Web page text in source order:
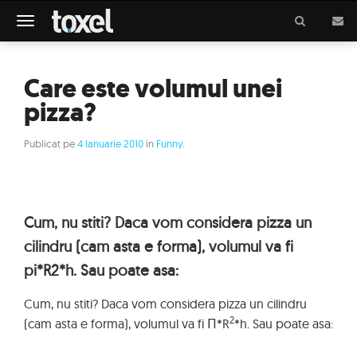
Meniu
Care este volumul unei
pizza?
Publicat pe4 Ianuarie 2010 in Funny.
Cum, nu stiti? Daca vom considera pizza un
cilindru (cam asta e forma), volumul va fi
pi*R2*h. Sau poate asa:
Cum, nu stiti? Daca vom considera pizza un cilindru
(cam asta e forma), volumul va fi Π*R2*h. Sau poate asa: